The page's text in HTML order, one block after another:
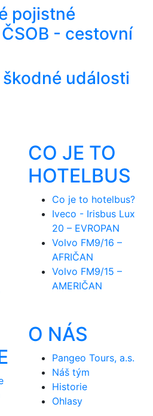
pojistné
- cestovní
události
CO JE TO
HOTELBUS
Co je to hotelbus?
Iveco - Irisbus Lux
20 – EVROPAN
Volvo FM9/16 –
AFRIČAN
Volvo FM9/15 –
AMERIČAN
O NÁS
Pangeo Tours, a.s.
Náš tým
Historie
Ohlasy